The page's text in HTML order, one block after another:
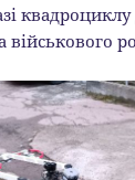
квадроциклу
військового